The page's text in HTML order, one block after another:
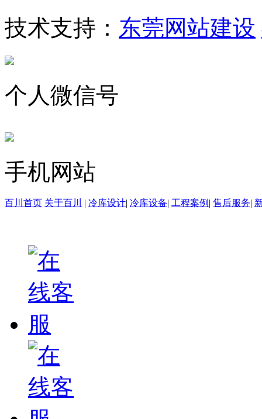
技术支持： 东莞网站建设
个人微信号
手机网站
百川首页 关于百川 | 冷库设计| 冷库设备| 工程案例 | 售后服务|